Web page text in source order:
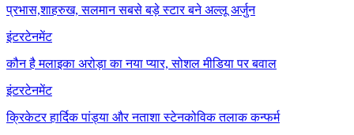
प्रभास,शाहरुख, सलमान सबसे बड़े स्टार बने अल्लू अर्जुन
इंटरटेनमेंट
कौन है मलाइका अरोड़ा का नया प्यार, सोशल मीडिया पर बवाल
इंटरटेनमेंट
क्रिकेटर हार्दिक पांड्या और नताशा स्टेनकोविक तलाक कन्फर्म